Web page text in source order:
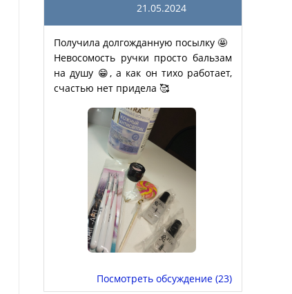
21.05.2024
Получила долгожданную посылку 🤩
Невосомость ручки просто бальзам
на душу 😁, а как он тихо работает,
счастью нет придела 🥰
Посмотреть обсуждение (23)